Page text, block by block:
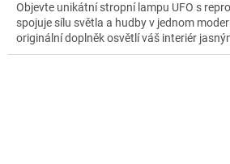
Objevte unikátní stropní lampu UFO s
spojuje sílu světla a hudby v jednom
originální doplněk osvětlí váš interiér